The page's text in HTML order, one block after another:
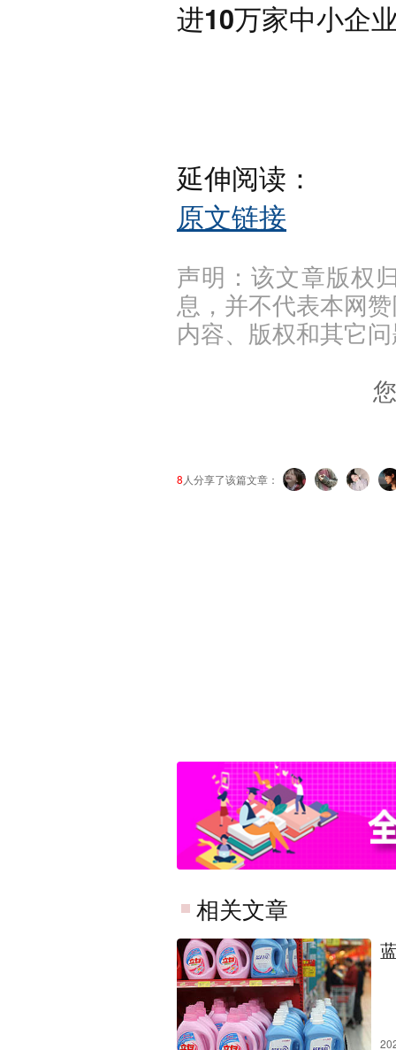
进10万家中小企
延伸阅读：
原文链接
声明：该文章版权
息，并不代表本网
内容、版权和其它
8 人分享了该篇文章：
相关文章